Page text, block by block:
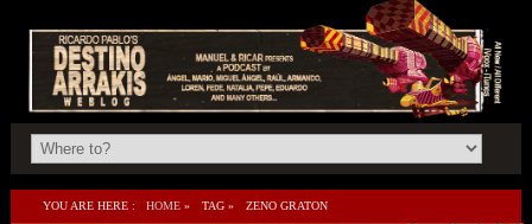
YOU ARE HERE : HOME » TAG » ZENO GRATON